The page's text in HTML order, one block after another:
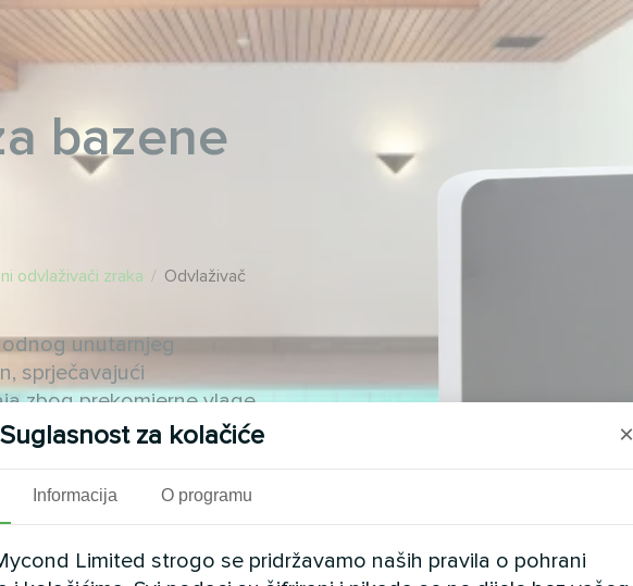
bazene
odvlaživači zraka / Odvlaživač
unutarnjeg
sprječavajući
zbog prekomjerne vlage.
Suglasnost za kolačiće ×
Informacija O programu
Limited strogo se pridržavamo naših pravila o pohrani